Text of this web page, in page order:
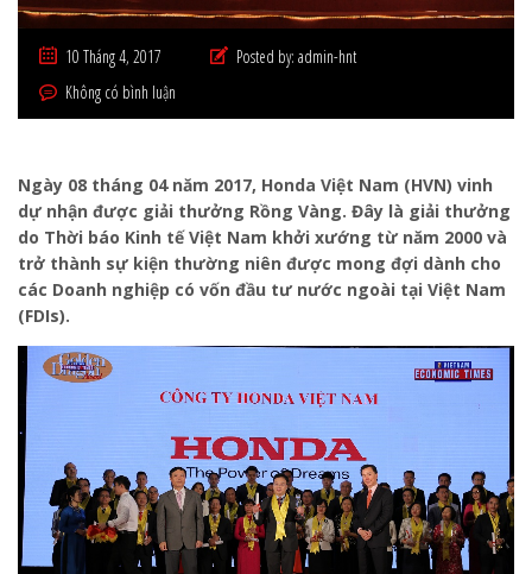
10 Tháng 4, 2017 Posted by: admin-hnt
Không có bình luận
Ngày 08 tháng 04 năm 2017, Honda Việt Nam (HVN) vinh
dự nhận được giải thưởng Rồng Vàng. Đây là giải thưởng
do Thời báo Kinh tế Việt Nam khởi xướng từ năm 2000 và
trở thành sự kiện thường niên được mong đợi dành cho
các Doanh nghiệp có vốn đầu tư nước ngoài tại Việt Nam
(FDIs).